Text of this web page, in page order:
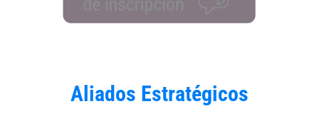
Aliados Estratégicos